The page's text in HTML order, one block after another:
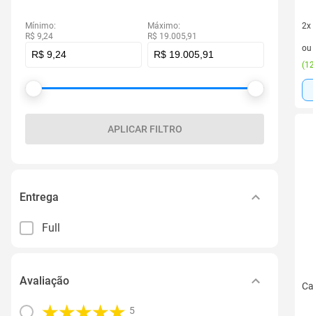
Mínimo:
R$ 9,24
Máximo:
R$ 19.005,91
APLICAR FILTRO
Entrega
Full
Avaliação
5
2x
2
ou
(